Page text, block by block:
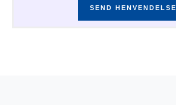
SEND HENVENDELSE